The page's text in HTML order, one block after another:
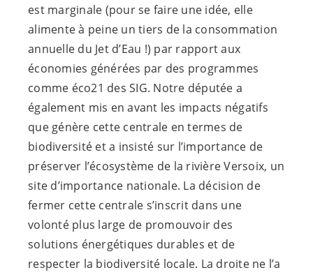
est marginale (pour se faire une idée, elle
alimente à peine un tiers de la consommation
annuelle du Jet d’Eau !) par rapport aux
économies générées par des programmes
comme éco21 des SIG. Notre députée a
également mis en avant les impacts négatifs
que génère cette centrale en termes de
biodiversité et a insisté sur l’importance de
préserver l’écosystème de la rivière Versoix, un
site d’importance nationale. La décision de
fermer cette centrale s’inscrit dans une
volonté plus large de promouvoir des
solutions énergétiques durables et de
respecter la biodiversité locale. La droite ne l’a